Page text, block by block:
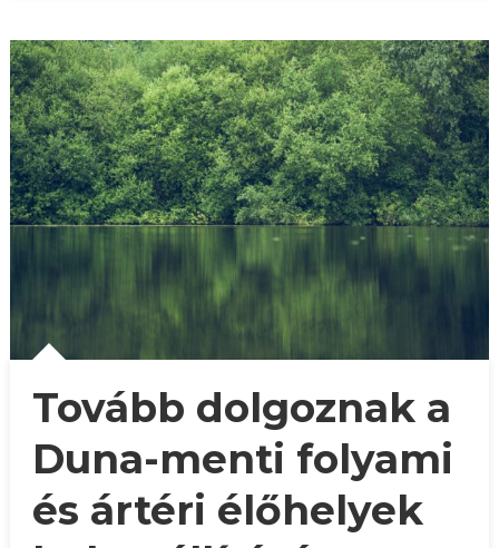
Tovább dolgoznak a
Duna-menti folyami
és ártéri élőhelyek